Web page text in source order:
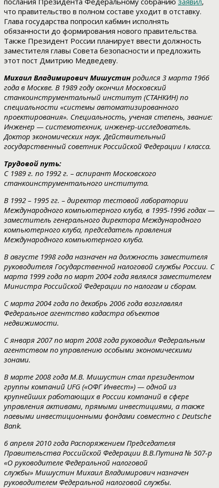
что правительство в полном составе уходит в отставку.
Глава государства попросил кабмин исполнять
обязанности до формирования нового правительства.
Также Президент России планирует ввести должность
заместителя главы Совета безопасности и предложить
этот пост Дмитрию Медведеву.
Михаил Владимирович Мишустин родился 3 марта 1966
года в Москве. В 1989 году окончил Московский
станкоинструментальный институт (СТАНКИН) по
специальности «системы автоматизированного
проектирования». Специальность, ученая степень, звание:
Инженер — системотехник, инженер-исследователь.
Доктор экономических наук.Действительный
государственный советник Российской Федерации I класса.
Трудовой путь:
С 1989 г. по 1992 г. – аспирант Московского
станкоинструментального института.
В 1992 – 1995 гг. – директор тестовой лаборатории
Международного компьютерного клуба, в 1995-1996 годах —
заместитель генерального директора Международного
компьютерного клуба, председатель правления
Международного компьютерного клуба.
В августе 1998 года назначен на должность заместителя
руководителя Государственной налоговой службы России. С
марта 1999 года по март 2004 года являлся заместителем
Министра Российской Федерации по налогам и сборам.
С марта 2004 года по декабрь 2006 года возглавлял
Федеральное агентство кадастра объектов
недвижимости.
С января 2007 по март 2008 года руководил Федеральным
агентством по управлению особыми экономическими
зонами.
В марте 2008 года М.В. Мишустин стал президентом
группы компаний UFG («ОФГ Инвест») — одной из
крупнейших работающих в России компаний в сфере
управления активами, прямыми инвестициями, а также
паевыми инвестиционными фондами совместно с Deutsche
Bank.
6 апреля 2010 года Распоряжением Председателя
Правительства Российской Федерации В.В.Путина № 507-р
«О руководителе Федеральной налоговой
службы» Мишустин Михаил Владимирович назначен
руководителем Федеральной налоговой службы.